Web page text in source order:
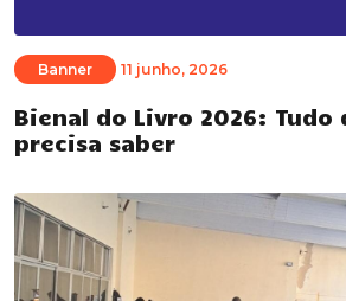
Banner 11 junho, 2026
Bienal do Livro 2026: Tudo
precisa saber